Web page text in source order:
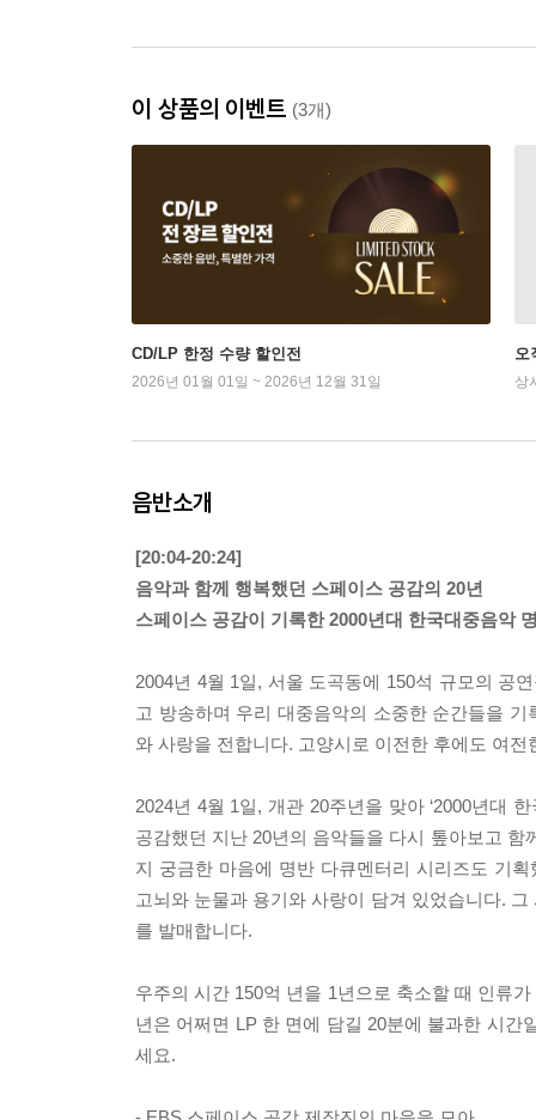
이 상품의 이벤트 (3개)
CD/LP 한정 수량 할인전
2026년 01월 01일 ~ 2026년 12월 31일
오
상
음반소개
[20:04-20:24]
음악과 함께 행복했던 스페이스 공감의 20년
스페이스 공감이 기록한 2000년대 한국대중음악
2004년 4월 1일, 서울 도곡동에 150석 규모의 공
고 방송하며 우리 대중음악의 소중한 순간들을
와 사랑을 전합니다. 고양시로 이전한 후에도 여
2024년 4월 1일, 개관 20주년을 맞아 ‘2000년대
공감했던 지난 20년의 음악들을 다시 톺아보고
지 궁금한 마음에 명반 다큐멘터리 시리즈도 기
고뇌와 눈물과 용기와 사랑이 담겨 있었습니다.
를 발매합니다.
우주의 시간 150억 년을 1년으로 축소할 때 인류
년은 어쩌면 LP 한 면에 담길 20분에 불과한 시
세요.